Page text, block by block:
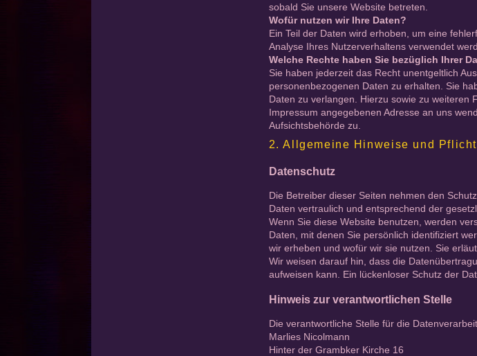
sobald Sie unsere Website betreten.
Wofür nutzen wir Ihre Daten?
Ein Teil der Daten wird erhoben, um eine
Analyse Ihres Nutzerverhaltens verwendet
Welche Rechte haben Sie bezüglich Ihrer
Sie haben jederzeit das Recht unentgeltlich
personenbezogenen Daten zu erhalten. Sie
Daten zu verlangen. Hierzu sowie zu weiteren
Impressum angegebenen Adresse an uns
Aufsichtsbehörde zu.
2. Allgemeine Hinweise und
Datenschutz
Die Betreiber dieser Seiten nehmen den
Daten vertraulich und entsprechend der
Wenn Sie diese Website benutzen, werden
Daten, mit denen Sie persönlich identifiziert
wir erheben und wofür wir sie nutzen. Sie
Wir weisen darauf hin, dass die
aufweisen kann. Ein lückenloser Schutz der
Hinweis zur verantwortlichen Stelle
Die verantwortliche Stelle für die
Marlies Nicolmann
Hinter der Grambker Kirche 16